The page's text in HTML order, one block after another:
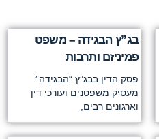
בג”ץ הבגידה – משפט
פמיניזם ותרבות
פסק הדין בבג”ץ “הבגידה”
מעסיק משפטנים ועורכי דין
וארגונים רבים,